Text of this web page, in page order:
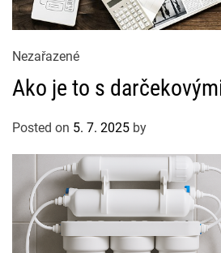
C
a
t
g
o
e
Nezařazené
Ako je to s
Posted on 5. 7. 2025 by